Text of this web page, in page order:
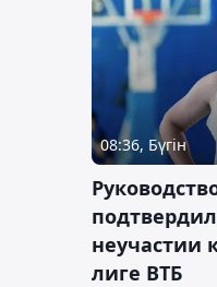
08:36, Бүгін
неучастии
лиге ВТБ